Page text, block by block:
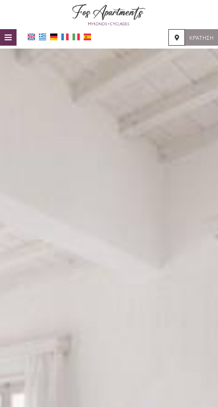
≡ ΚΡΆΤΗΣΗ
HOME
ΤΟΠΟΘΕΣΊΑ
ΠΑΡΟΧΈΣ